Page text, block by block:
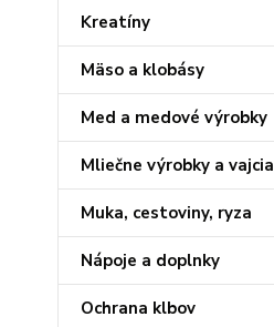
Kreatíny
Mäso a klobásy
Med a medové výrobky
Mliečne výrobky a vajcia
Muka, cestoviny, ryza
Nápoje a doplnky
Ochrana klbov